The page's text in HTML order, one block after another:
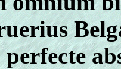
perfecte